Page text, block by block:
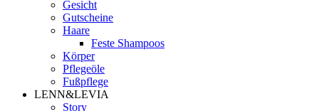
Gesicht
Gutscheine
Haare
Feste Shampoos
Körper
Pflegeöle
Fußpflege
LENN&LEVIA
Story